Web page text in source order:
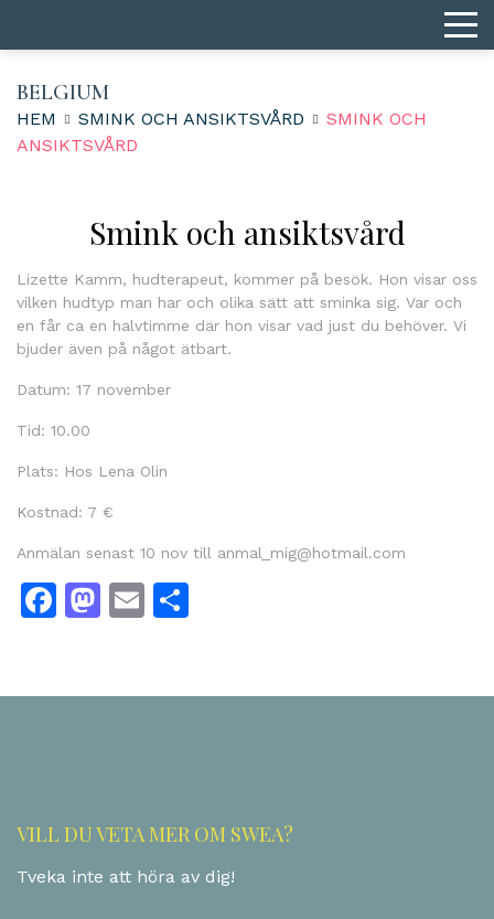
BELGIUM
HEM SMINK OCH ANSIKTSVÅRD
SMINK OCH
ANSIKTSVÅRD
Smink och ansiktsvård
Lizette Kamm, hudterapeut, kommer på besök. Hon visar oss
vilken hudtyp man har och olika sätt att sminka sig. Var och
en får ca en halvtimme där hon visar vad just du behöver. Vi
bjuder även på något ätbart.
Datum: 17 november
Tid: 10.00
Plats: Hos Lena Olin
Kostnad: 7 €
Anmälan senast 10 nov till anmal_mig@hotmail.com
Facebook
Mastodon
Email
VILL DU VETA MER OM SWEA?
Tveka inte att höra av dig!